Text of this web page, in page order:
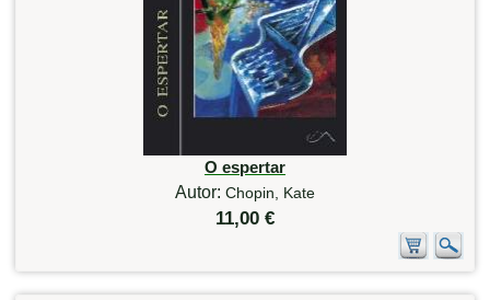
O espertar
Autor: Chopin, Kate
11,00 €